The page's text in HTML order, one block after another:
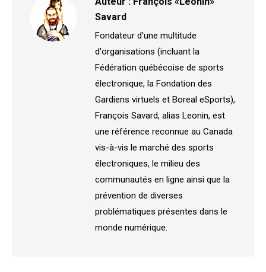
Savard
Fondateur d'une multitude
d'organisations (incluant la
Fédération québécoise de sports
électronique, la Fondation des
Gardiens virtuels et Boreal eSports),
François Savard, alias Leonin, est
une référence reconnue au Canada
vis-à-vis le marché des sports
électroniques, le milieu des
communautés en ligne ainsi que la
prévention de diverses
problématiques présentes dans le
monde numérique.